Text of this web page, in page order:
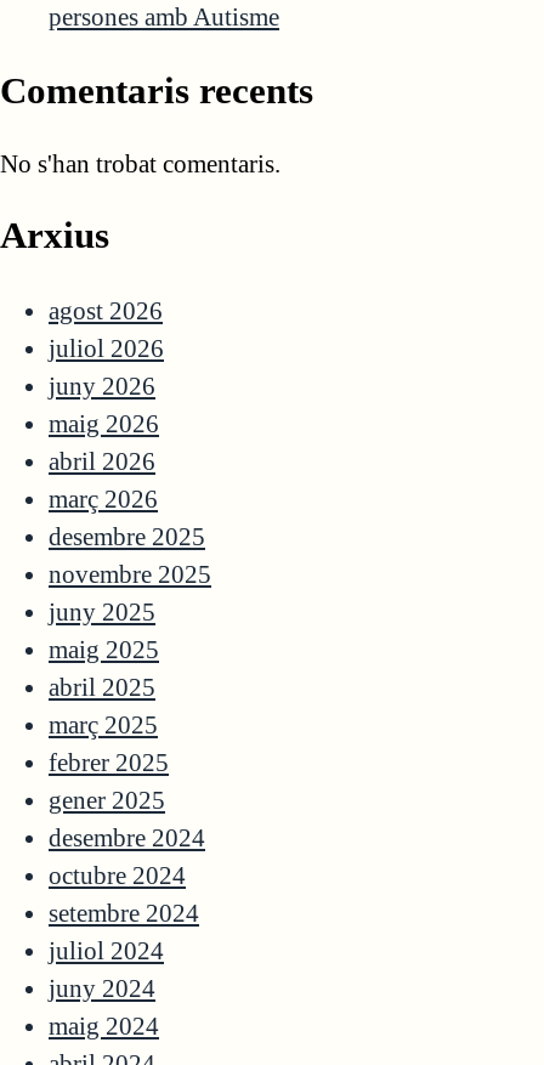
persones amb Autisme
Comentaris recents
No s'han trobat comentaris.
Arxius
agost 2026
juliol 2026
juny 2026
maig 2026
abril 2026
març 2026
desembre 2025
novembre 2025
juny 2025
maig 2025
abril 2025
març 2025
febrer 2025
gener 2025
desembre 2024
octubre 2024
setembre 2024
juliol 2024
juny 2024
maig 2024